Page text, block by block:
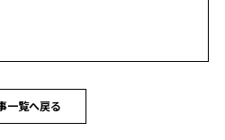
一覧へ戻る